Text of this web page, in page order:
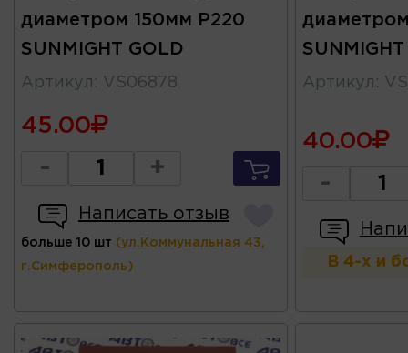
диаметром 150мм P220
SUNMIGHT GOLD
Артикул : VS06878
45.00
- +
Написать отзыв
больше 10 шт (ул.Коммунальная 43,
г.Симферополь)
Артикул :
40.00
-
В 4-х и